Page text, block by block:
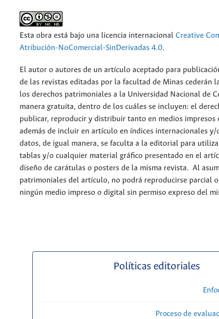
Esta obra está bajo una licencia internacional Creative
Atribución-NoComercial-SinDerivadas 4.0.
El autor o autores de un artículo aceptado para
de las revistas editadas por la facultad de Minas cederán
los derechos patrimoniales a la Universidad Nacional de
manera gratuita, dentro de los cuáles se incluyen: el
publicar, reproducir y distribuir tanto en medios impresos
además de incluir en artículo en índices internacionales y/
datos, de igual manera, se faculta a la editorial para
tablas y/o cualquier material gráfico presentado en el
diseño de carátulas o posters de la misma revista. Al
patrimoniales del artículo, no podrá reproducirse parcial
ningún medio impreso o digital sin permiso expreso del
Políticas editoriales
Proceso de